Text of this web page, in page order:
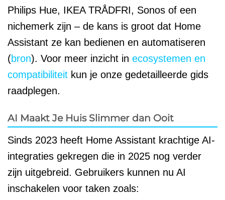
Philips Hue, IKEA TRÅDFRI, Sonos of een
nichemerk zijn – de kans is groot dat Home
Assistant ze kan bedienen en automatiseren
(bron). Voor meer inzicht in ecosystemen en
compatibiliteit kun je onze gedetailleerde gids
raadplegen.
AI Maakt Je Huis Slimmer dan Ooit
Sinds 2023 heeft Home Assistant krachtige AI-
integraties gekregen die in 2025 nog verder
zijn uitgebreid. Gebruikers kunnen nu AI
inschakelen voor taken zoals: